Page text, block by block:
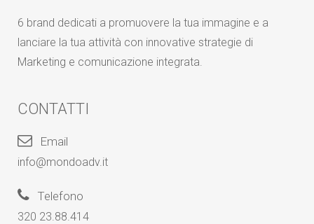
6 brand dedicati a promuovere la tua immagine e a
lanciare la tua attività con innovative strategie di
Marketing e comunicazione integrata.
CONTATTI
Email
info@mondoadv.it
Telefono
320 23.88.414